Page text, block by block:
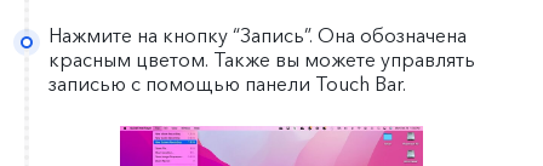
Нажмите на кнопку “Запись”. Она обозначена
красным цветом. Также вы можете управлять
записью с помощью панели Touch Bar.